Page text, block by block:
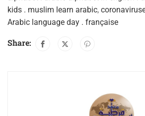
kids . muslim learn arabic,
Arabic language day . française
Share: